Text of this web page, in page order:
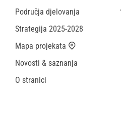
Područja djelovanja
Održiva ekonomska saradnja i migracije
Strategija 2025-2028
Mapa projekata
Novosti & saznanja
O stranici